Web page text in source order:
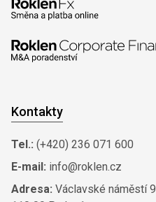
Kontakty
Tel.: (+420) 236 071 600
E-mail: info@roklen.cz
Adresa: Václavské náměstí 9